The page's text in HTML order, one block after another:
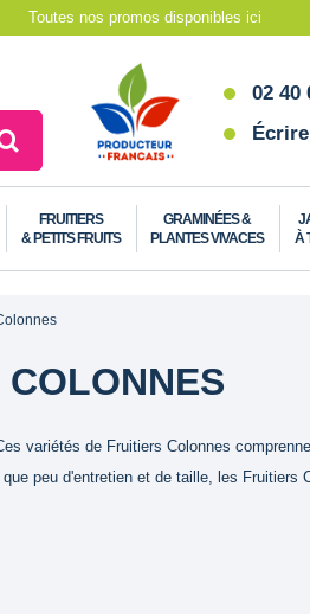
Toutes nos promos disponibles ici
02 40
FRUITIERS
& PETITS FRUITS
GRAMINÉES &
PLANTES VIVACES
À
variétés de Fruitiers Colonnes
peu d'entretien et de taille, les